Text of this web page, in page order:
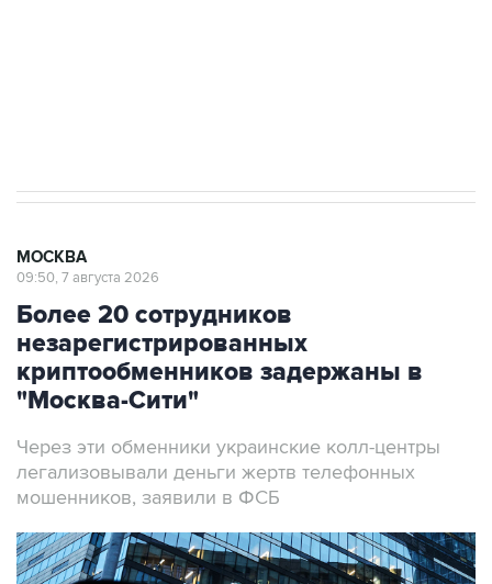
МОСКВА
09:50, 7 августа 2026
Более 20 сотрудников
незарегистрированных
криптообменников задержаны в
"Москва-Сити"
Через эти обменники украинские колл-центры
легализовывали деньги жертв телефонных
мошенников, заявили в ФСБ